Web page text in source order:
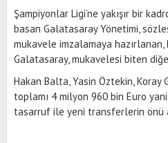
Şampiyonlar Ligi’ne yakışır bir
basan Galatasaray Yönetimi,
mukavele imzalamaya
Galatasaray, mukavelesi biten
Hakan Balta, Yasin Öztekin, Koray
toplamı 4 milyon 960 bin Euro
tasarruf ile yeni transferlerin önü